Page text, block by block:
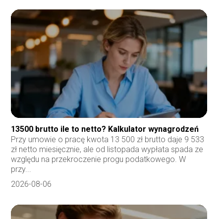
13500 brutto ile to netto? Kalkulator wynagrodzeń
Przy umowie o pracę kwota 13 500 zł brutto daje 9 533
zł netto miesięcznie, ale od listopada wypłata spada ze
względu na przekroczenie progu podatkowego. W
przy...
2026-08-06